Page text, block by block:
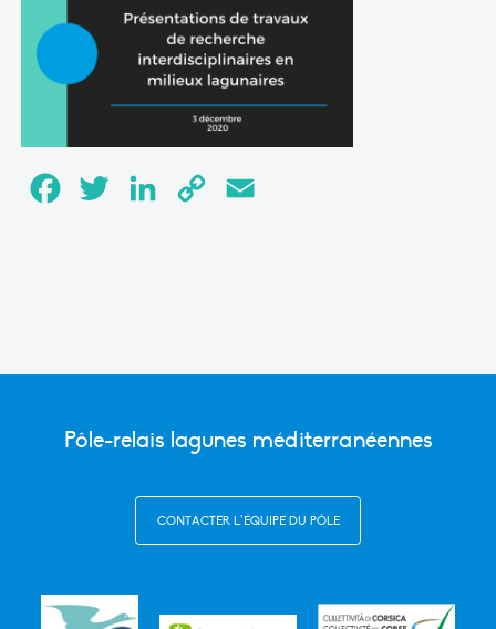
FacebookTwitter LinkedInCopy
Pôle-relais lagunes méditerranéennes
CONTACTER L’ÉQUIPE DU PÔLE